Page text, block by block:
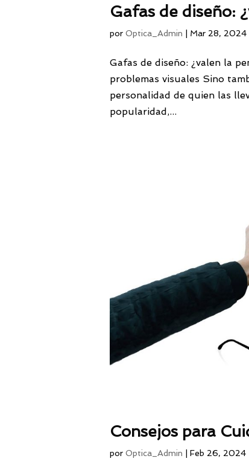
Gafas de diseño:
por Optica_Admin Mar 28, 2024
Gafas de diseño: ¿valen la
problemas visuales Sino
personalidad de quien las
popularidad,...
Consejos para
por Optica_Admin Feb 26, 2024